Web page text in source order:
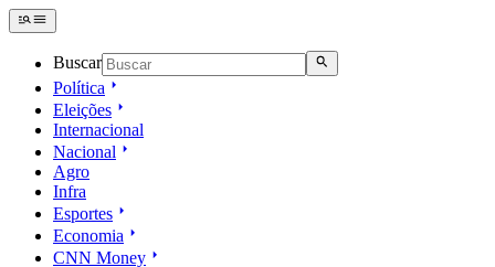
Buscar
Política
Eleições
Internacional
Nacional
Agro
Infra
Esportes
Economia
CNN Money